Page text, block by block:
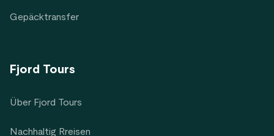
Gepäcktransfer
Fjord Tours
Über Fjord Tours
Nachhaltig Rreisen